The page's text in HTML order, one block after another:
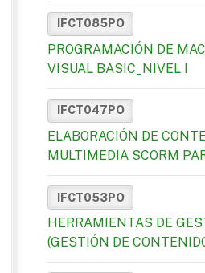
IFCT085PO
PROGRAMACIÓN DE
VISUAL BASIC_NIVEL I
IFCT047PO
ELABORACIÓN DE
MULTIMEDIA SCORM
IFCT053PO
HERRAMIENTAS DE
(GESTIÓN DE